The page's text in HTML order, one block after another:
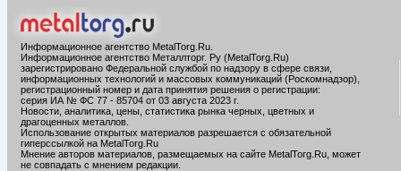
Информационное агентство MetalTorg.Ru
Информационное агентство Металлторг. Ру (MetalTorg.Ru)
зарегистрировано Федеральной службой по надзору в сфере связи,
информационных технологий и массовых коммуникаций (Роскомнадзор),
регистрационный номер и дата принятия решения о регистрации:
серия ИА № ФС 77 - 85704 от 03 августа 2023 г.
Новости, аналитика, цены, статистика рынка черных, цветных и
драгоценных металлов.
Использование открытых материалов разрешается с обязательной
гиперссылкой на MetalTorg.Ru
Мнение авторов материалов, размещаемых на сайте MetalTorg.Ru, может
не совпадать с мнением редакции.